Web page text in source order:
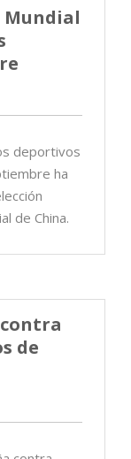
Mundial
deportivos
ha
de China.
de